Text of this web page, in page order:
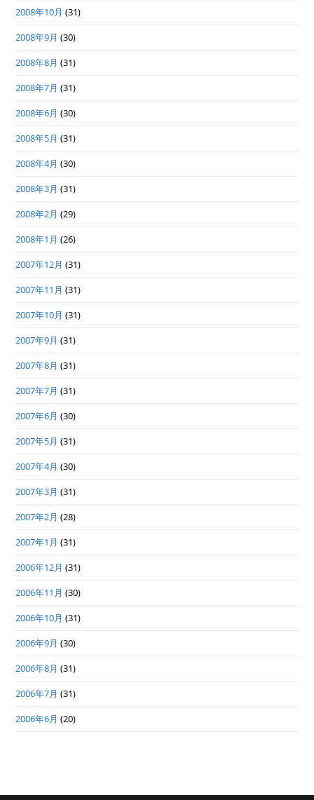
2008年10月 (31)
2008年9月 (30)
2008年8月 (31)
2008年7月 (31)
2008年6月 (30)
2008年5月 (31)
2008年4月 (30)
2008年3月 (31)
2008年2月 (29)
2008年1月 (26)
2007年12月 (31)
2007年11月 (31)
2007年10月 (31)
2007年9月 (31)
2007年8月 (31)
2007年7月 (31)
2007年6月 (30)
2007年5月 (31)
2007年4月 (30)
2007年3月 (31)
2007年2月 (28)
2007年1月 (31)
2006年12月 (31)
2006年11月 (30)
2006年10月 (31)
2006年9月 (30)
2006年8月 (31)
2006年7月 (31)
2006年6月 (20)